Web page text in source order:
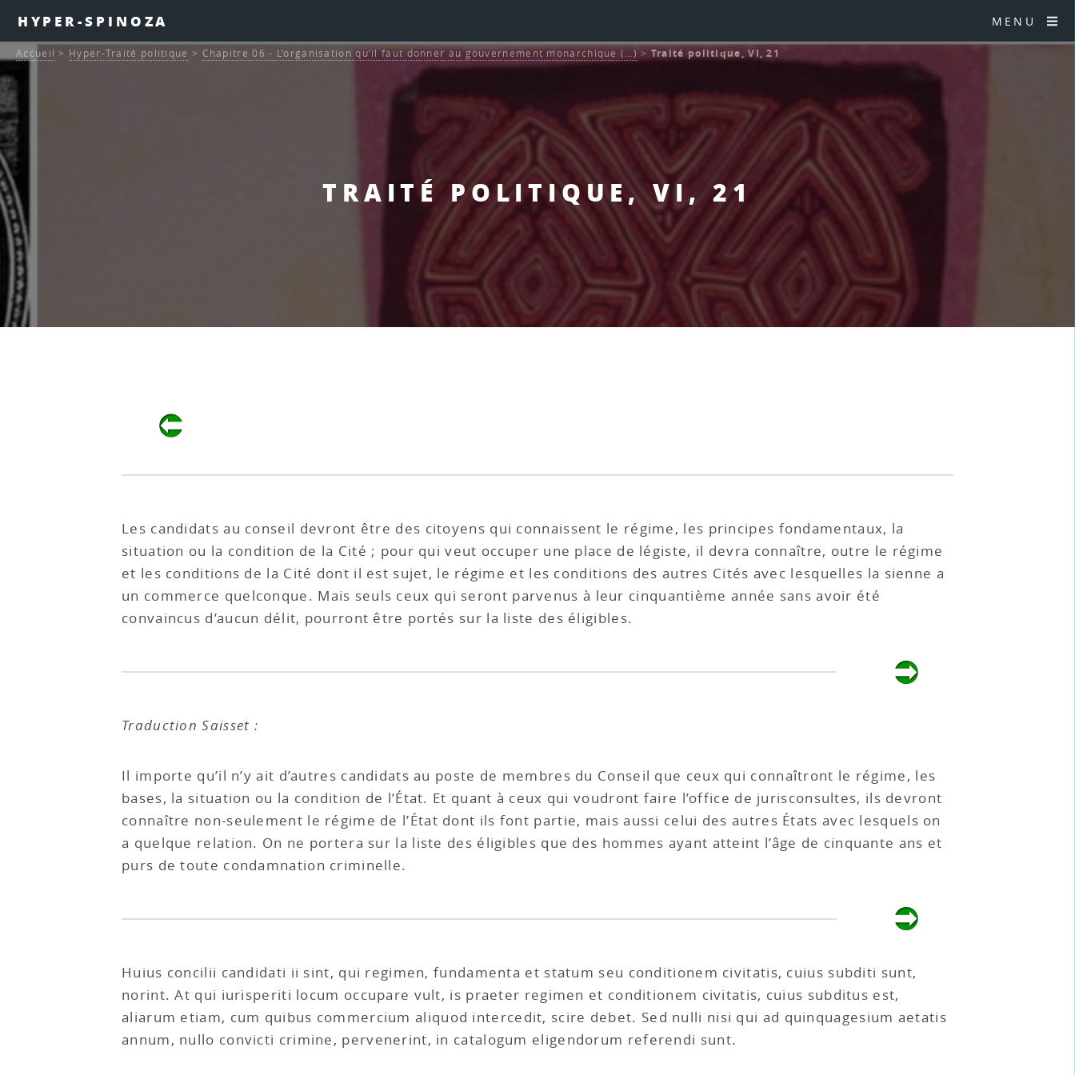
HYPER-SPINOZA MENU
TRAITÉ POLITIQUE, VI, 21
Accueil > Hyper-Traité politique > Chapitre 06 - L’organisation qu’il faut donner au gouvernement monarchique (…) > Traité politique, VI, 21
Les candidats au conseil devront être des citoyens qui connaissent le régime, les principes fondamentaux, la
situation ou la condition de la Cité ; pour qui veut occuper une place de légiste, il devra connaître, outre le régime
et les conditions de la Cité dont il est sujet, le régime et les conditions des autres Cités avec lesquelles la sienne a
un commerce quelconque. Mais seuls ceux qui seront parvenus à leur cinquantième année sans avoir été
convaincus d’aucun délit, pourront être portés sur la liste des éligibles.
Traduction Saisset :
Il importe qu’il n’y ait d’autres candidats au poste de membres du Conseil que ceux qui connaîtront le régime, les
bases, la situation ou la condition de l’État. Et quant à ceux qui voudront faire l’office de jurisconsultes, ils devront
connaître non-seulement le régime de l’État dont ils font partie, mais aussi celui des autres États avec lesquels on
a quelque relation. On ne portera sur la liste des éligibles que des hommes ayant atteint l’âge de cinquante ans et
purs de toute condamnation criminelle.
Huius concilii candidati ii sint, qui regimen, fundamenta et statum seu conditionem civitatis, cuius subditi sunt,
norint. At qui iurisperiti locum occupare vult, is praeter regimen et conditionem civitatis, cuius subditus est,
aliarum etiam, cum quibus commercium aliquod intercedit, scire debet. Sed nulli nisi qui ad quinquagesium aetatis
annum, nullo convicti crimine, pervenerint, in catalogum eligendorum referendi sunt.